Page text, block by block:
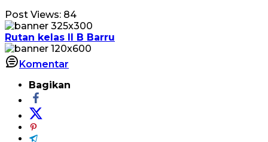
Post Views: 84
Rutan kelas II B Barru
Komentar
Bagikan